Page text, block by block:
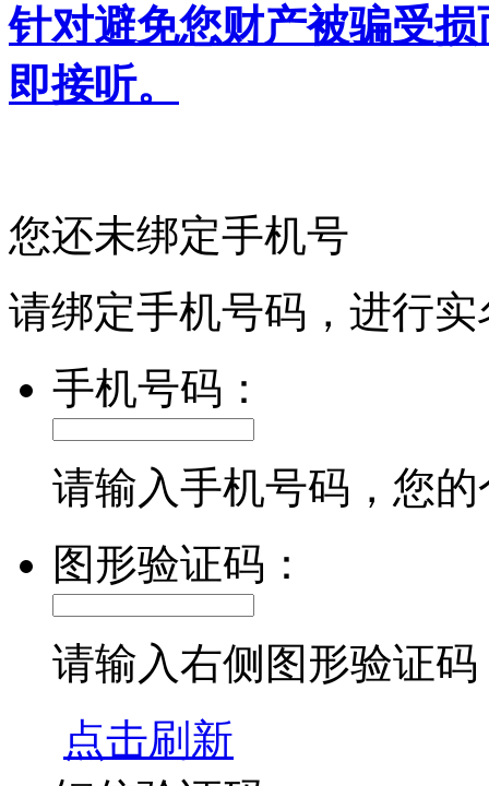
针对避免您财产被骗受
即接听。
您还未绑定手机号
请绑定手机号码，进行
手机号码：
请输入手机号码，您
图形验证码：
请输入右侧图形验证码
点击刷新